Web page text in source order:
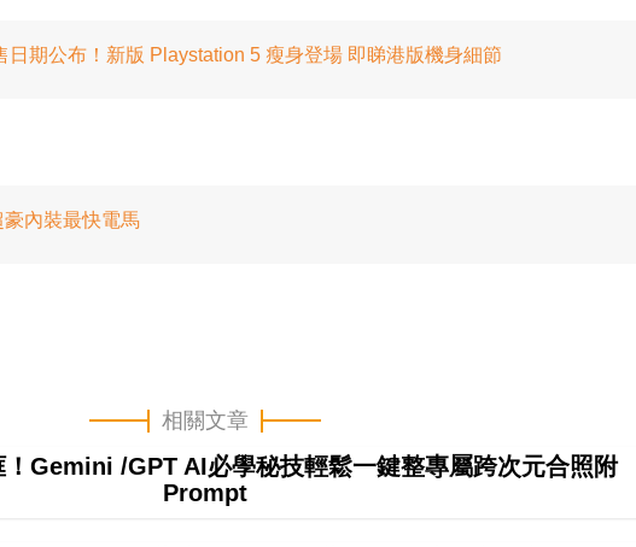
日期公布！新版 Playstation 5 瘦身登場 即睇港版機身細節
豪內裝最快電馬
相關文章
Gemini /GPT AI必學秘技輕鬆一鍵整專屬跨次元合照附
Prompt